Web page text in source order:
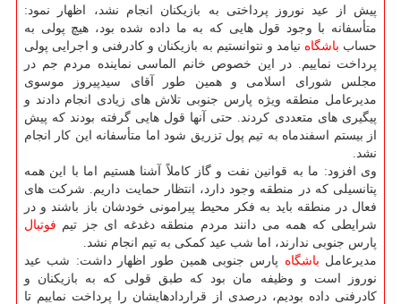
پیش از عید نوروز پرداختی به بازیكنان انجام نشد، اظهار نمود:
متأسفانه با وجود قول هایی كه به ما داده شده بود، هیچ پولی به
حساب باشگاه نیامد و نتوانستیم به بازیكنان و كادرفنی و اجرایی پولی
پرداخت نماییم. در این خصوص خانم الماسی نماینده مردم جم در
مجلس شورای اسلامی و همین طور آقای سیدپیروز موسوی
مدیرعامل منطقه ویژه پارس جنوبی تلاش های زیادی انجام دادند و
پیگیری های متعددی كردند. حتی آنها قول هایی گرفته بودند كه پیش
از بیستم اسفندماه به تیم پول تزریق شود اما متأسفانه این كار انجام
نشد.
وی افزود: ما به قوانین نفت و گاز كاملاً آشنا هستیم اما با این همه
پتانسیلی كه در منطقه وجود دارد، انتظار حمایت داریم. شركت های
فعال در منطقه باید به فكر محیط پیرامونی خودشان باز باشند و در
شرایطی كه همه می دانند مردم منطقه دغدغه ای جز تیم فوتبال
پارس جنوبی ندارند، اما شب عید كمكی به تیم انجام نشد.
مدیرعامل باشگاه پارس جنوبی همین طور اظهار داشت: شب عید
نوروز است و وظیفه مان بود كه طبق قولی كه به بازیكنان و
كادرفنی داده بودیم، درصدی از قراردادهایشان را پرداخت نماییم تا